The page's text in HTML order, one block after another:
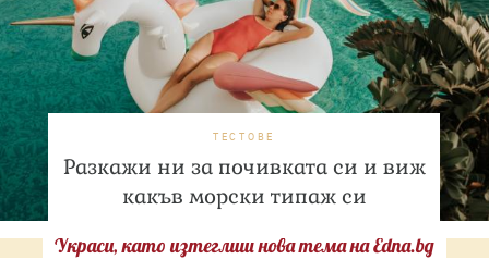
ТЕСТОВЕ
Разкажи ни за почивката си и виж
какъв морски типаж си
Украси, като изтеглиш нова тема на Edna.bg